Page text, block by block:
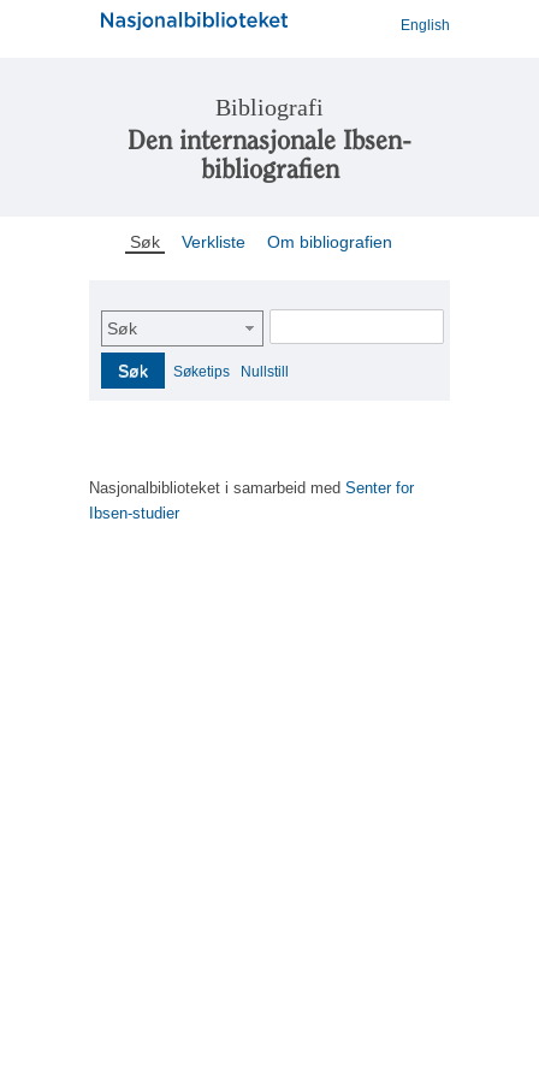
English
Bibliografi
Den internasjonale Ibsen-
bibliografien
Søk Verkliste Om bibliografien
Søk
Søk Søketips Nullstill
Nasjonalbiblioteket i samarbeid med Senter for
Ibsen-studier